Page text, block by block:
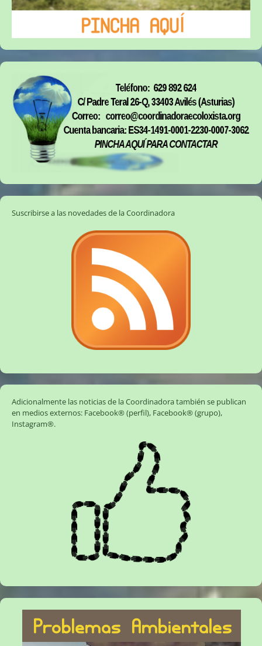
Suscribirse a las novedades de la Coordinadora
Adicionalmente las noticias de la Coordinadora también se publican
en medios externos: Facebook® (perfil), Facebook® (grupo),
Instagram®.